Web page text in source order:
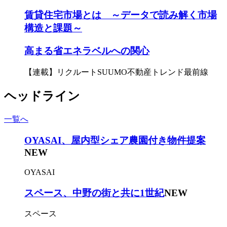
賃貸住宅市場とは ～データで読み解く市場
構造と課題～
高まる省エネラベルへの関心
【連載】リクルートSUUMO不動産トレンド最前線
ヘッドライン
一覧へ
OYASAI、屋内型シェア農園付き物件提案
NEW
OYASAI
スペース、中野の街と共に1世紀NEW
スペース